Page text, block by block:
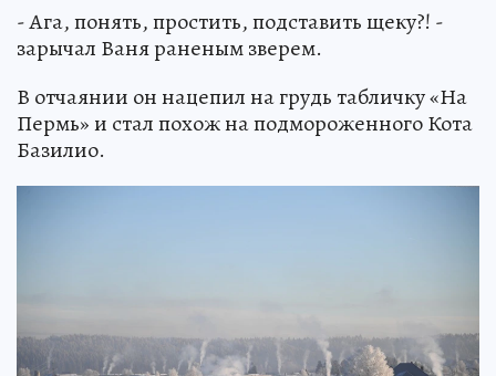
- Ага, понять, простить, подставить щеку?! -
зарычал Ваня раненым зверем.
В отчаянии он нацепил на грудь табличку «На
Пермь» и стал похож на подмороженного Кота
Базилио.